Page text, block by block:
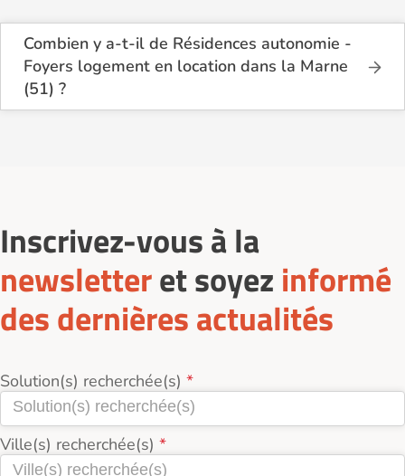
Combien y a-t-il de Résidences autonomie -
Foyers logement en location dans la Marne
(51) ?
Sur le site Logement-seniors.com, on recense
Inscrivez-vous à la
newsletteret soyez informé
des dernières actualités
Solution(s) recherchée(s)
Ville(s) recherchée(s)